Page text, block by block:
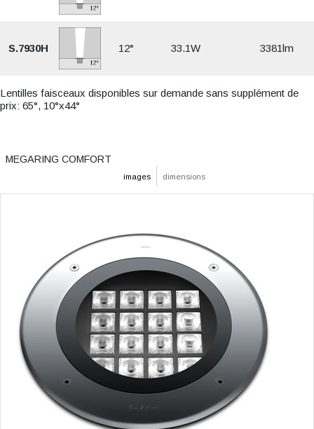
S.7930H 12° 33.1W 3381lm
Lentilles faisceaux disponibles sur demande sans supplément de
prix: 65°, 10°x44°
images dimensions
MEGARING COMFORT